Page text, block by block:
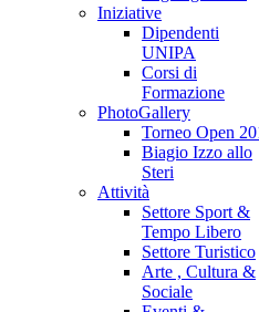
Iniziative
Dipendenti
UNIPA
Corsi di
Formazione
PhotoGallery
Torneo Open
Biagio Izzo allo
Steri
Attività
Settore Sport &
Tempo Libero
Settore Turistico
Arte , Cultura &
Sociale